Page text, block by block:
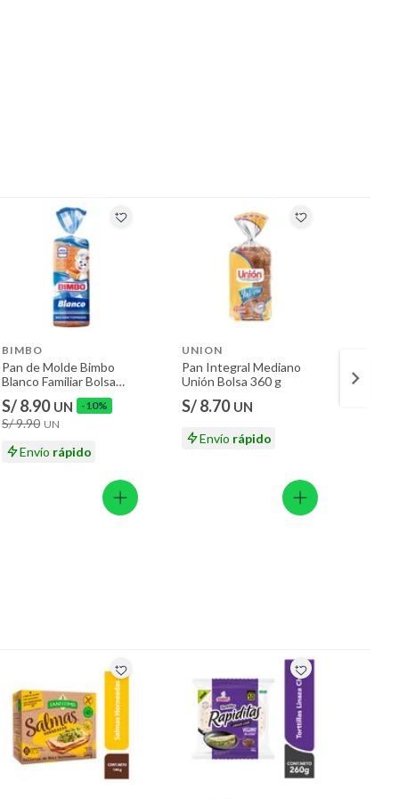
BIMBO
Pan de Molde Bimbo
Blanco Familiar Bolsa
S/ 8.90 UN -10%
S/ 9.90 UN
Envío rápido
UNION
Pan Integral Mediano
Unión Bolsa 360 g
S/ 8.70 UN
Envío rápido